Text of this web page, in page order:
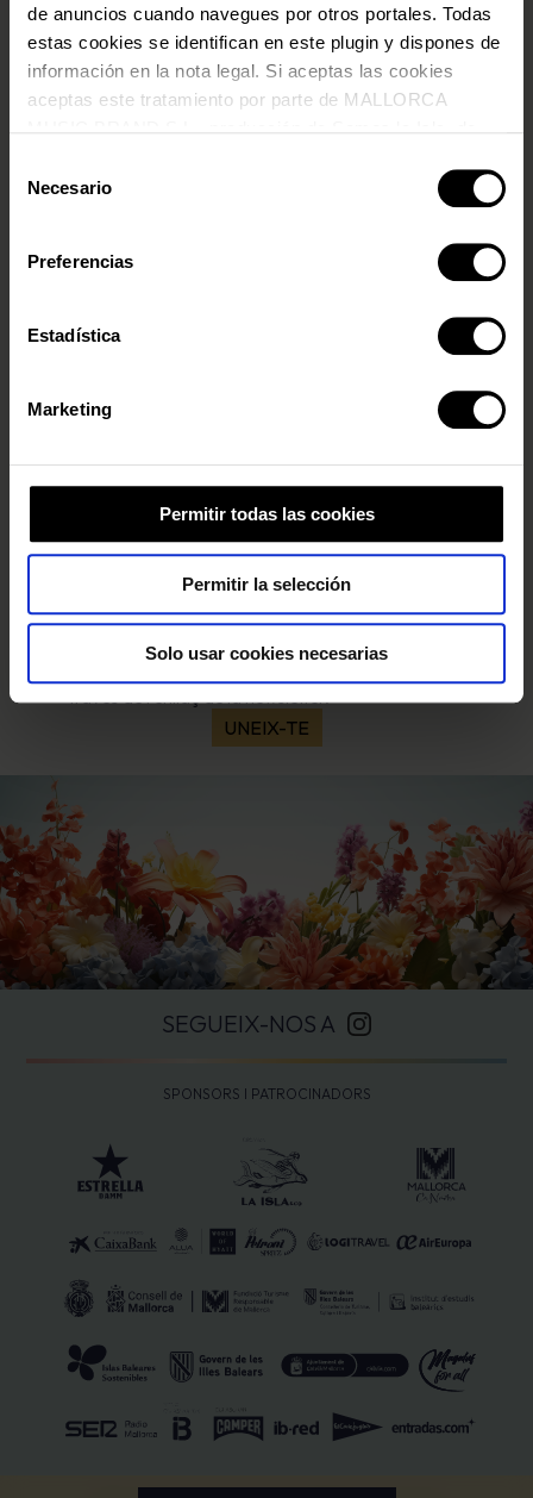
de anuncios cuando navegues por otros portales. Todas
estas cookies se identifican en este plugin y dispones de
información en la nota legal. Si aceptas las cookies
aceptas este tratamiento por parte de MALLORCA
nuestra Política de Inteligencia Artificial.
Necesario
Preferencias
Estadística
Marketing
Permitir todas las cookies
Permitir la selección
Solo usar cookies necesarias
SUBSCRIU-TE A LA NOSTRA NEWSLETTER
i gaudeix d’accés exclusiu a prevendes amb preus
especials, descomptes únics i moltes més
avantatges
CORREU ELECTRÒNIC*
ACCEPTO QUE MALLORCA MUSIC BRAND TRACTI LES
MEVES DADES PERSONALS D’ACORD AMB LA
POLÍTICA DE PRIVACITAT. Pots donar-te de baixa o
canviar les teves preferències sempre que vulguis a
través de l’enllaç de la newsletter.
SEGUEIX-NOS A
SPONSORS I PATROCINADORS